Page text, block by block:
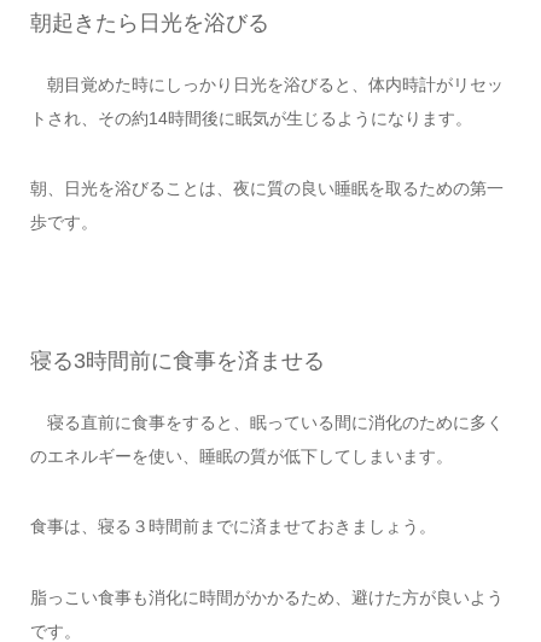
朝起きたら日光を浴びる
朝目覚めた時にしっかり日光を浴びると、体内時計がリセッ
トされ、その約14時間後に眠気が生じるようになります。
朝、日光を浴びることは、夜に質の良い睡眠を取るための第一
歩です。
寝る3時間前に食事を済ませる
寝る直前に食事をすると、眠っている間に消化のために多く
のエネルギーを使い、睡眠の質が低下してしまいます。
食事は、寝る３時間前までに済ませておきましょう。
脂っこい食事も消化に時間がかかるため、避けた方が良いよう
です。